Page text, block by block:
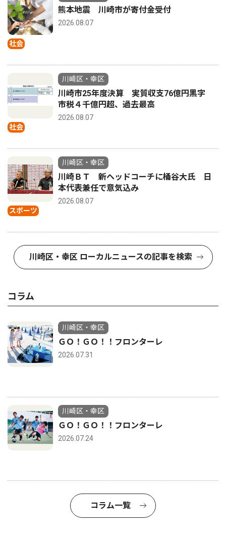
社会
熊本地震 川崎市が寄付金受付
2026.08.07
社会
川崎区・幸区
川崎市25年度決算 実質収支76億円黒字
市税４千億円超、過去最高
2026.08.07
スポーツ
川崎区・幸区
川崎ＢＴ 新ヘッドコーチに桶谷大氏 日
本代表兼任で意気込み
2026.08.07
川崎区・幸区 ローカルニュースの記事を検索
コラム
川崎区・幸区
ＧＯ！ＧＯ！！フロンターレ
2026.07.31
川崎区・幸区
ＧＯ！ＧＯ！！フロンターレ
2026.07.24
コラム一覧